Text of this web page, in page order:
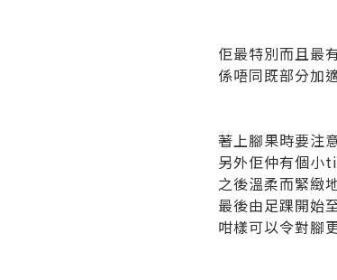
佢最特別而且最
係唔同既部分加
著上腳果時要注
另外佢仲有個小
之後溫柔而緊緻
最後由足踝開始
咁樣可以令對腳